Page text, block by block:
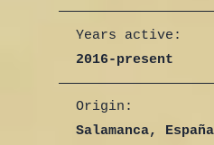
Years active:
2016-present
Origin:
Salamanca, España